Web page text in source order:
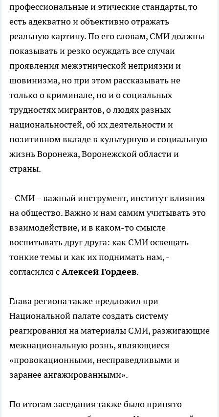
профессиональные и этические стандарты, то
есть адекватно и объективно отражать
реальную картину. По его словам, СМИ должны
показывать и резко осуждать все случаи
проявления межэтнической неприязни и
шовинизма, но при этом рассказывать не
только о криминале, но и о социальных
трудностях мигрантов, о людях разных
национальностей, об их деятельности и
позитивном вкладе в культурную и социальную
жизнь Воронежа, Воронежской области и
страны.
- СМИ – важный инструмент, институт влияния
на общество. Важно и нам самим учитывать это
взаимодействие, и в каком-то смысле
воспитывать друг друга: как СМИ освещать
тонкие темы и как их поднимать нам, -
согласился сАлексей Гордеев.
Глава региона также предложил при
Национальной палате создать систему
реагирования на материалы СМИ, разжигающие
межнациональную рознь, являющиеся
«провокационными, несправедливыми и
заранее ангажированными».
По итогам заседания также было принято